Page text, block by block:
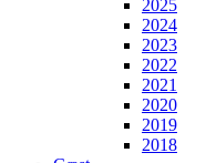
2025
2024
2023
2022
2021
2020
2019
2018